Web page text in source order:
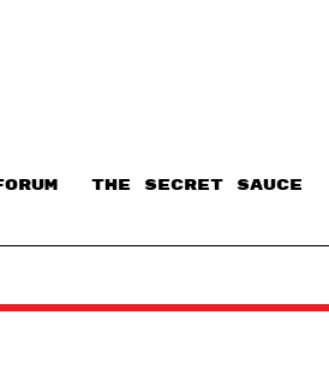
THE SECRET SAUCE​